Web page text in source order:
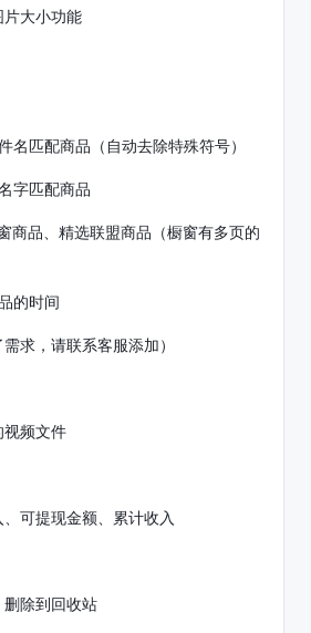
大小功能
名匹配商品（自动去除特殊符号）
字匹配商品
商品、精选联盟商品（橱窗有多页的
的时间
求，请联系客服添加）
视频文件
可提现金额、累计收入
除到回收站